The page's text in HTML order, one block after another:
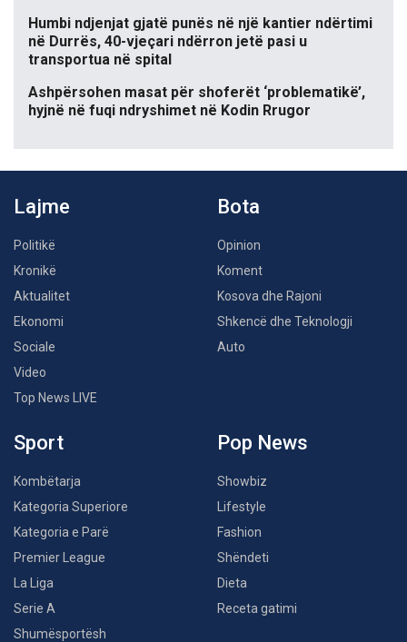
Humbi ndjenjat gjatë punës në një kantier ndërtimi
në Durrës, 40-vjeçari ndërron jetë pasi u
transportua në spital
Ashpërsohen masat për shoferët ‘problematikë’,
hyjnë në fuqi ndryshimet në Kodin Rrugor
Lajme
Politikë
Kronikë
Aktualitet
Ekonomi
Sociale
Video
Top News LIVE
Bota
Opinion
Koment
Kosova dhe Rajoni
Shkencë dhe Teknologji
Auto
Sport
Kombëtarja
Kategoria Superiore
Kategoria e Parë
Premier League
La Liga
Serie A
Shumësportësh
Pop News
Showbiz
Lifestyle
Fashion
Shëndeti
Dieta
Receta gatimi